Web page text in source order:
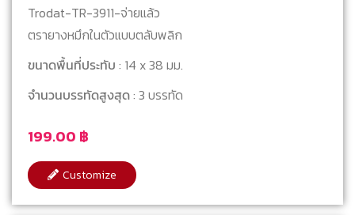
199.00 ฿
Trodat-TR-3911-จ่ายแล้ว
ตรายางหมึกในตัวแบบตลับพลิก
ขนาดพื้นที่ประทับ : 14 x 38 มม.
จำนวนบรรทัดสูงสุด: 3 บรรทัด
Customize